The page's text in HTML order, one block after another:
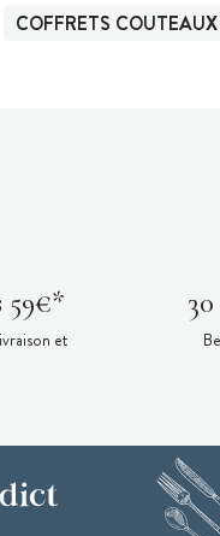
COFFRETS
59€*
et